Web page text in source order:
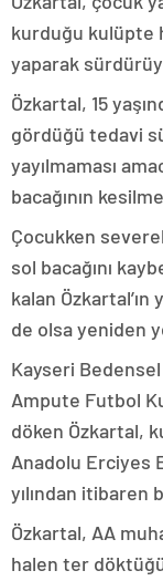
kurduğu kulüpte
yaparak
Özkartal, 15
gördüğü tedavi
yayılmaması
bacağının
Çocukken
sol bacağını
kalan
de olsa yeniden
Kayseri
Ampute Futbol
döken Özkartal,
Anadolu Erciyes
yılından itibaren
Özkartal, AA
halen ter